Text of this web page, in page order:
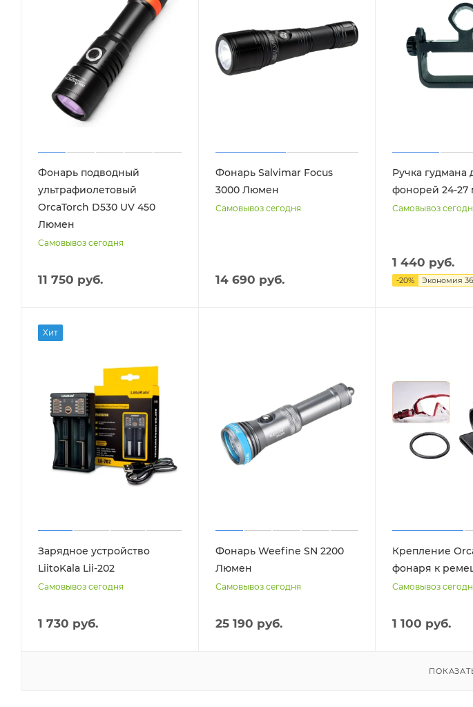
Фонарь подводный
ультрафиолетовый
OrcaTorch D530 UV 450
Люмен
Самовывоз сегодня
11 750 руб.
Фонарь Salvimar Focus
3000 Люмен
Самовывоз сегодня
14 690 руб.
Ручка гудмана
фонорей 24-27
Самовывоз
1 440 руб.
-20% Экономия
Хит
Зарядное устройство
LiitoKala Lii-202
Самовывоз сегодня
1 730 руб.
Фонарь Weefine SN 2200
Люмен
Самовывоз сегодня
25 190 руб.
Крепление
фонаря к
Самовывоз
1 100 руб.